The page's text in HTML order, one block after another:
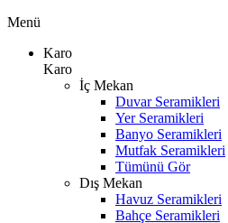
Menü
Karo
Karo
İç Mekan
Duvar Seramikleri
Yer Seramikleri
Banyo Seramikleri
Mutfak Seramikleri
Tümünü Gör
Dış Mekan
Havuz Seramikleri
Bahçe Seramikleri